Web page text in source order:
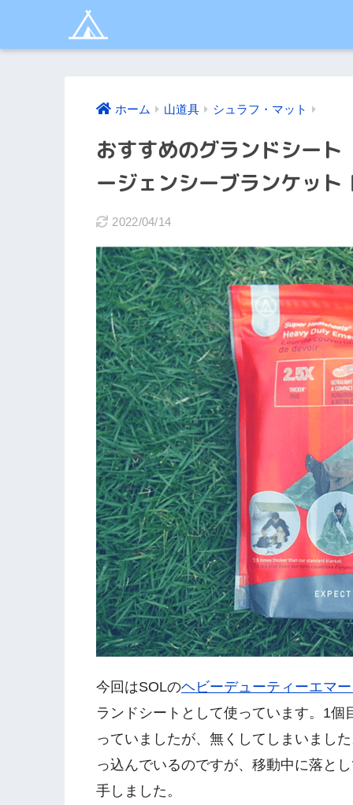
ホーム 山道具 シュラフ・マット
おすすめのグランドシー
ージェンシーブランケット
2022/04/14
今回はSOLのヘビーデューティーエマ
ランドシートとして使っています。1
っていましたが、無くしてしまいまし
っ込んでいるのですが、移動中に落と
手しました。